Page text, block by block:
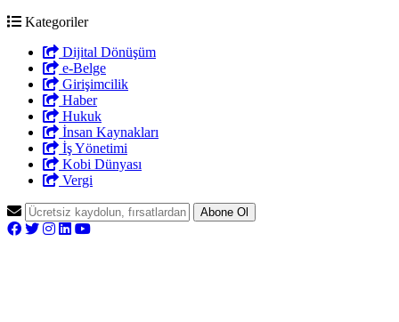
Kategoriler
Dijital Dönüşüm
e-Belge
Girişimcilik
Haber
Hukuk
İnsan Kaynakları
İş Yönetimi
Kobi Dünyası
Vergi
Abone Ol